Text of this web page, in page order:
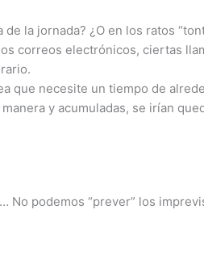
la jornada? ¿O en los ratos
correos electrónicos, ciertas
que necesite un tiempo de
y acumuladas, se irían
podemos “prever” los